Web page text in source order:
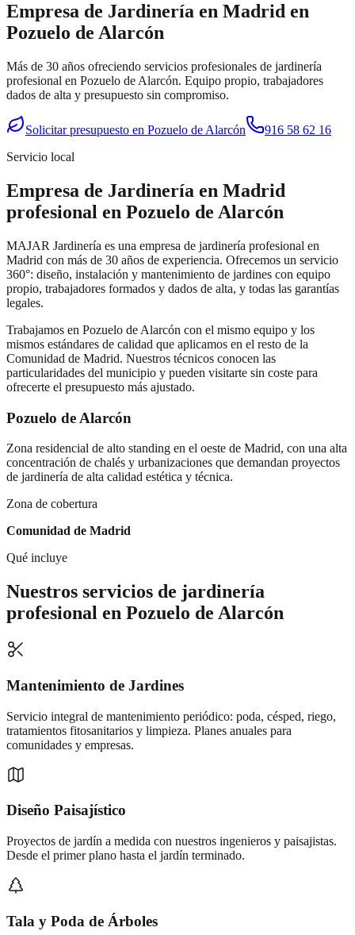
Empresa de Jardinería en Madrid en
Pozuelo de Alarcón
Más de 30 años ofreciendo servicios profesionales de jardinería
profesional en Pozuelo de Alarcón. Equipo propio, trabajadores
dados de alta y presupuesto sin compromiso.
Solicitar presupuesto en Pozuelo de Alarcón
916 58 62 16
Servicio local
Empresa de Jardinería en Madrid
profesional en Pozuelo de Alarcón
MAJAR Jardinería es una empresa de jardinería profesional en
Madrid con más de 30 años de experiencia. Ofrecemos un servicio
360°: diseño, instalación y mantenimiento de jardines con equipo
propio, trabajadores formados y dados de alta, y todas las garantías
legales.
Trabajamos en Pozuelo de Alarcón con el mismo equipo y los
mismos estándares de calidad que aplicamos en el resto de la
Comunidad de Madrid. Nuestros técnicos conocen las
particularidades del municipio y pueden visitarte sin coste para
ofrecerte el presupuesto más ajustado.
Pozuelo de Alarcón
Zona residencial de alto standing en el oeste de Madrid, con una alta
concentración de chalés y urbanizaciones que demandan proyectos
de jardinería de alta calidad estética y técnica.
Zona de cobertura
Comunidad de Madrid
Qué incluye
Nuestros servicios de jardinería
profesional en Pozuelo de Alarcón
Mantenimiento de Jardines
Servicio integral de mantenimiento periódico: poda, césped, riego,
tratamientos fitosanitarios y limpieza. Planes anuales para
comunidades y empresas.
Diseño Paisajístico
Proyectos de jardín a medida con nuestros ingenieros y paisajistas.
Desde el primer plano hasta el jardín terminado.
Tala y Poda de Árboles